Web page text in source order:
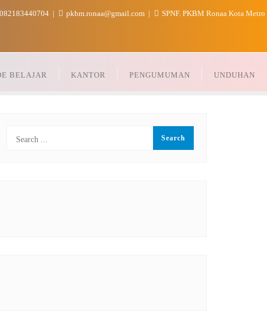
082183440704 pkbm.ronaa@gmail.com SPNF. PKBM Ronaa Kota Metro
BELAJAR KANTOR PENGUMUMAN UNDUHAN